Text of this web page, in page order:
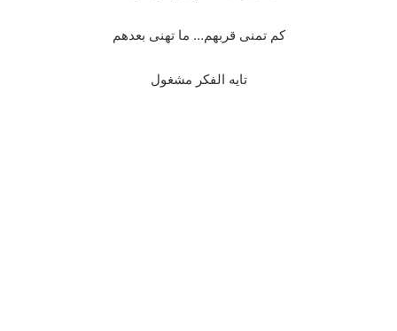
كم تمنى قربهم… ما تهنى بعدهم
تايه الفكر مشغول